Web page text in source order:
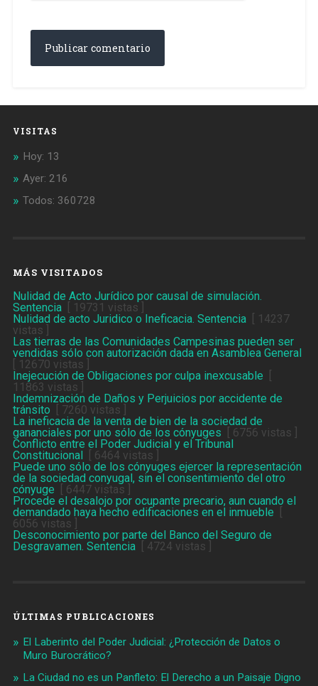
VISITAS
Hoy: 13
Ayer: 216
Todos: 360728
MÁS VISITADOS
Nulidad de Acto Jurídico por causal de simulación.
Sentencia[ 19731 vistas ]
Nulidad de acto Juridico o Ineficacia. Sentencia[ 14237
vistas ]
Las tierras de las Comunidades Campesinas pueden ser
vendidas sólo con autorización dada en Asamblea General
[ 12670 vistas ]
Inejecución de Obligaciones por culpa inexcusable
11863 vistas ]
Indemnización de Daños y Perjuicios por accidente de
tránsito [ 7260 vistas ]
La ineficacia de la venta de bien de la sociedad de
gananciales por uno sólo de los cónyuges [ 6756 vistas ]
Conflicto entre el Poder Judicial y el Tribunal
Constitucional
[ 6464 vistas ]
Puede uno sólo de los cónyuges ejercer la representación
de la sociedad conyugal, sin el consentimiento del otro
cónyuge [ 6447 vistas ]
Procede el desalojo por ocupante precario, aun cuando el
demandado haya hecho edificaciones en el inmueble
6056 vistas ]
Desconocimiento por parte del Banco del Seguro de
Desgravamen. Sentencia[ 4724 vistas ]
ÚLTIMAS PUBLICACIONES
El Laberinto del Poder Judicial: ¿Protección de Datos o
Muro Burocrático?
La Ciudad no es un Panfleto: El Derecho a un Paisaje Digno